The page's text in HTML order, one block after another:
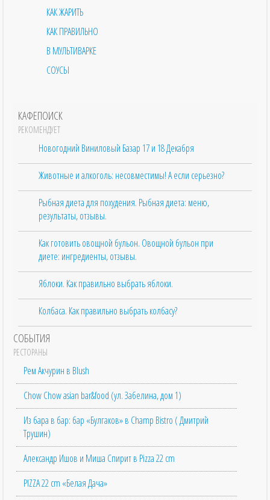
КАК ЖАРИТЬ
КАК ПРАВИЛЬНО
В МУЛЬТИВАРКЕ
СОУСЫ
КАФЕПОИСК
РЕКОМЕНДУЕТ
Новогодний Виниловый Базар 17 и 18 Декабря
Животные и алкоголь: несовместимы! А если серьезно?
Рыбная диета для похудения. Рыбная диета: меню,
результаты, отзывы.
Как готовить овощной бульон. Овощной бульон при
диете: ингредиенты, отзывы.
Яблоки. Как правильно выбрать яблоки.
Колбаса. Как правильно выбрать колбасу?
СОБЫТИЯ
РЕСТОРАНЫ
Рем Акчурин в Blush
Chow Chow asian bar&food (ул. Забелина, дом 1)
Из бара в бар: бар «Булгаков» в Champ Bistro ( Дмитрий
Трушин)
Александр Ишов и Миша Спирит в Pizza 22 cm
PIZZA 22 cm «Белая Дача»